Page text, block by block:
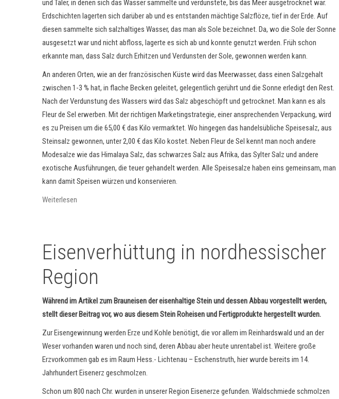
und Täler, in denen sich das Wasser sammelte und verdunstete, bis das Meer ausgetrocknet war.
Erdschichten lagerten sich darüber ab und es entstanden mächtige Salzflöze, tief in der Erde. Auf
diesen sammelte sich salzhaltiges Wasser, das man als Sole bezeichnet. Da, wo die Sole der Sonne
ausgesetzt war und nicht abfloss, lagerte es sich ab und konnte genutzt werden. Früh schon
erkannte man, dass Salz durch Erhitzen und Verdunsten der Sole, gewonnen werden kann.
An anderen Orten, wie an der französischen Küste wird das Meerwasser, dass einen Salzgehalt
zwischen 1-3 % hat, in flache Becken geleitet, gelegentlich gerührt und die Sonne erledigt den Rest.
Nach der Verdunstung des Wassers wird das Salz abgeschöpft und getrocknet. Man kann es als
Fleur de Sel erwerben. Mit der richtigen Marketingstrategie, einer ansprechenden Verpackung, wird
es zu Preisen um die 65,00 € das Kilo vermarktet. Wo hingegen das handelsübliche Speisesalz, aus
Steinsalz gewonnen, unter 2,00 € das Kilo kostet. Neben Fleur de Sel kennt man noch andere
Modesalze wie das Himalaya Salz, das schwarzes Salz aus Afrika, das Sylter Salz und andere
exotische Ausführungen, die teuer gehandelt werden. Alle Speisesalze haben eins gemeinsam, man
kann damit Speisen würzen und konservieren.
Weiterlesen
Eisenverhüttung in nordhessischer
Region
Während im Artikel zum Brauneisen der eisenhaltige Stein und dessen Abbau vorgestellt werden,
stellt dieser Beitrag vor, wo aus diesem Stein Roheisen und Fertigprodukte hergestellt wurden.
Zur Eisengewinnung werden Erze und Kohle benötigt, die vor allem im Reinhardswald und an der
Weser vorhanden waren und noch sind, deren Abbau aber heute unrentabel ist. Weitere große
Erzvorkommen gab es im Raum Hess.- Lichtenau – Eschenstruth, hier wurde bereits im 14.
Jahrhundert Eisenerz geschmolzen.
Schon um 800 nach Chr. wurden in unserer Region Eisenerze gefunden. Waldschmiede schmolzen